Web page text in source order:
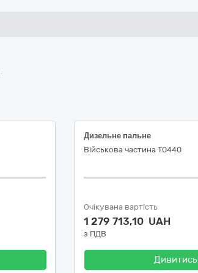
Дизельне пальне
Військова частина Т0440
Очікувана вартість
1 279 713,10 UAH
з ПДВ
Дивитись